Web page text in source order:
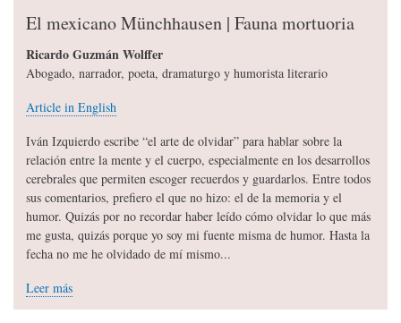
El mexicano Münchhausen | Fauna mortuoria
Ricardo Guzmán Wolffer
Abogado, narrador, poeta, dramaturgo y humorista literario
Article in English
Iván Izquierdo escribe “el arte de olvidar” para hablar sobre la
relación entre la mente y el cuerpo, especialmente en los desarrollos
cerebrales que permiten escoger recuerdos y guardarlos. Entre todos
sus comentarios, prefiero el que no hizo: el de la memoria y el
humor. Quizás por no recordar haber leído cómo olvidar lo que más
me gusta, quizás porque yo soy mi fuente misma de humor. Hasta la
fecha no me he olvidado de mí mismo...
Leer más